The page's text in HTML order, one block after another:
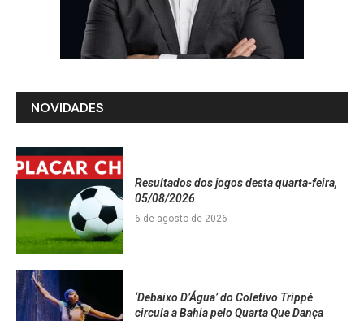
NOVIDADES
Resultados dos jogos desta quarta-feira,
05/08/2026
6 de agosto de 2026
‘Debaixo D’Água’ do Coletivo Trippé
circula a Bahia pelo Quarta Que Dança